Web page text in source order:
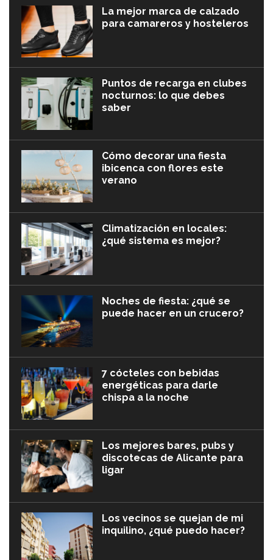
La mejor marca de calzado
para camareros y hosteleros
Puntos de recarga en clubes
nocturnos: lo que debes
saber
Cómo decorar una fiesta
ibicenca con flores este
verano
Climatización en locales:
¿qué sistema es mejor?
Noches de fiesta: ¿qué se
puede hacer en un crucero?
7 cócteles con bebidas
energéticas para darle
chispa a la noche
Los mejores bares, pubs y
discotecas de Alicante para
ligar
Los vecinos se quejan de mi
inquilino, ¿qué puedo hacer?